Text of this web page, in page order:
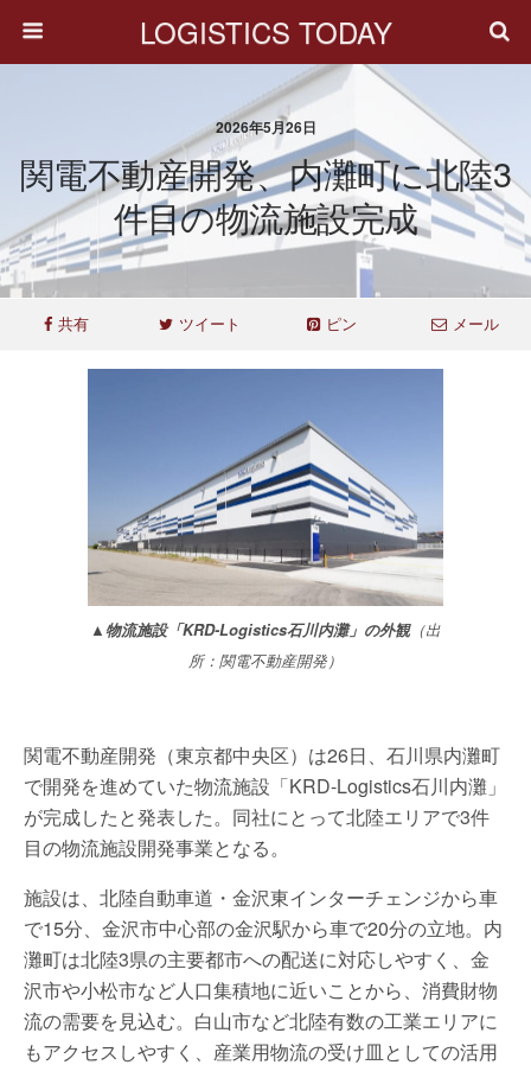
LOGISTICS TODAY
2026年5月26日
関電不動産開発、内灘町に北陸3
件目の物流施設完成
共有 ツイート ピン メール
▲物流施設「KRD-Logistics石川内灘」の外観（出
所：関電不動産開発）
関電不動産開発（東京都中央区）は26日、石川県内灘町
で開発を進めていた物流施設「KRD-Logistics石川内灘」
が完成したと発表した。同社にとって北陸エリアで3件
目の物流施設開発事業となる。
施設は、北陸自動車道・金沢東インターチェンジから車
で15分、金沢市中心部の金沢駅から車で20分の立地。内
灘町は北陸3県の主要都市への配送に対応しやすく、金
沢市や小松市など人口集積地に近いことから、消費財物
流の需要を見込む。白山市など北陸有数の工業エリアに
もアクセスしやすく、産業用物流の受け皿としての活用